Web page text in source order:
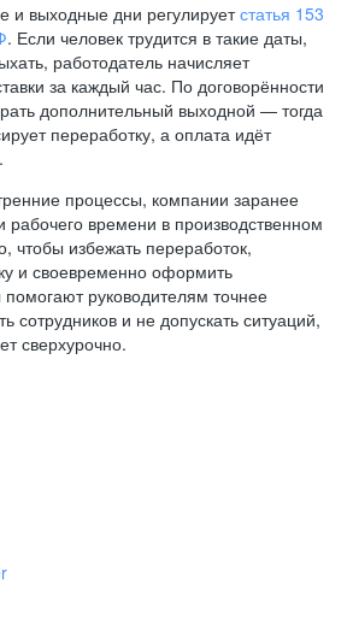
и выходные дни регулируетстатья 153
. Если человек трудится в такие даты,
работодатель начисляет
за каждый час. По договорённости
дополнительный выходной — тогда
переработку, а оплата идёт
процессы, компании заранее
времени в производственном
чтобы избежать переработок,
и своевременно оформить
руководителям точнее
сотрудников и не допускать ситуаций,
сверхурочно.